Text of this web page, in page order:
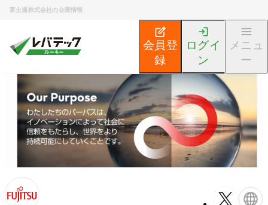
富士通株式会社の企業情報
会員登
録
ログイ
ン
メニュ
ー
企業検索 富士通株式会社